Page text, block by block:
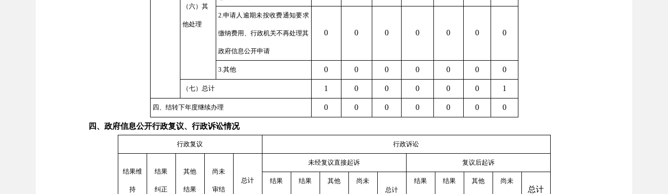
（六）其
他处理
2.申请人逾期未按收费通知要求
缴纳费用、行政机关不再处理其
政府信息公开申请
0 0 0 0 0 0 0
3.其他 0 0 0 0 0 0 0
（七）总计 1 0 0 0 0 0 1
四、结转下年度继续办理 0 0 0 0 0 0 0
四、政府信息公开行政复议、行政诉讼情况
行政复议 行政诉讼
结果维
持
结果
纠正
其他
结果
尚未
审结
总计
未经复议直接起诉 复议后起诉
结果 结果 其他 尚未
总计
结果 结果 其他 尚未
总计